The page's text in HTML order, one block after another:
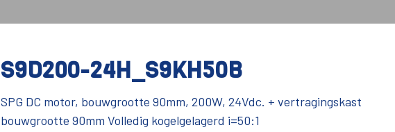
S9D200-24H_S9KH50B
SPG DC motor, bouwgrootte 90mm, 200W, 24Vdc. + vertragingskast
bouwgrootte 90mm Volledig kogelgelagerd i=50:1